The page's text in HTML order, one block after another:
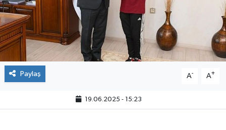
Paylaş A- A+
19.06.2025 - 15:23